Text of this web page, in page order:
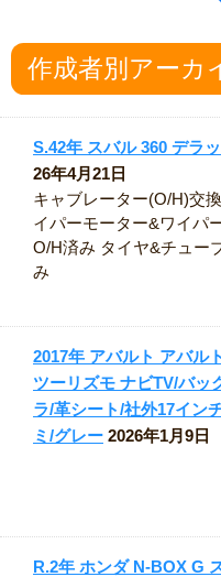
作成者別アーカ
S.42年 スバル 360 デラ
26年4月21日
キャブレーター(O/H)交
イパーモーター&ワイパ
O/H済み タイヤ&チュー
み
2017年 アバルト アバル
ツーリズモ ナビTV/バッ
ラ/革シート/社外17イン
ミ/グレー 2026年1月9日
R.2年 ホンダ N-BOX G